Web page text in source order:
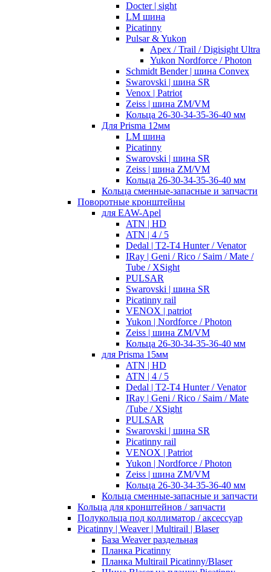
Docter | sight
LM шина
Picatinny
Pulsar & Yukon
Apex / Trail / Digisight Ultra
Yukon Nordforce / Photon
Schmidt Bender | шина Convex
Swarovski | шина SR
Venox | Patriot
Zeiss | шина ZM/VM
Кольца 26-30-34-35-36-40 мм
Для Prisma 12мм
LM шина
Picatinny
Swarovski | шина SR
Zeiss | шина ZM/VM
Кольца 26-30-34-35-36-40 мм
Кольца сменные-запасные и запчасти
Поворотные кронштейны
для EAW-Apel
ATN | HD
ATN | 4 / 5
Dedal | T2-T4 Hunter / Venator
IRay | Geni / Rico / Saim / Mate /
Tube / XSight
PULSAR
Swarovski | шина SR
Picatinny rail
VENOX | patriot
Yukon | Nordforce / Photon
Zeiss | шина ZM/VM
Кольца 26-30-34-35-36-40 мм
для Prisma 15мм
ATN | HD
ATN | 4 / 5
Dedal | T2-T4 Hunter / Venator
IRay | Geni / Rico / Saim / Mate
/Tube / XSight
PULSAR
Swarovski | шина SR
Picatinny rail
VENOX | Patriot
Yukon | Nordforce / Photon
Zeiss | шина ZM/VM
Кольца 26-30-34-35-36-40 мм
Кольца сменные-запасные и запчасти
Кольца для кронштейнов / запчасти
Полукольца под коллиматор / аксессуар
Picatinny | Weaver | Multirail | Blaser
База Weaver раздельная
Планка Picatinny
Планка Multirail Picatinny/Blaser